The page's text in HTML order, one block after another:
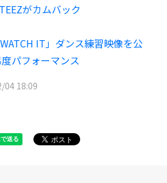
がカムバック
IT」ダンス練習映像を公
パフォーマンス
04 18:09